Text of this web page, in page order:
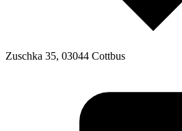
Zuschka 35, 03044 Cottbus